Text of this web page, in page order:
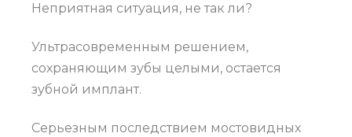
Неприятная ситуация, не так ли?
Ультрасовременным решением,
сохраняющим зубы целыми, остается
зубной имплант.
Серьезным последствием мостовидных